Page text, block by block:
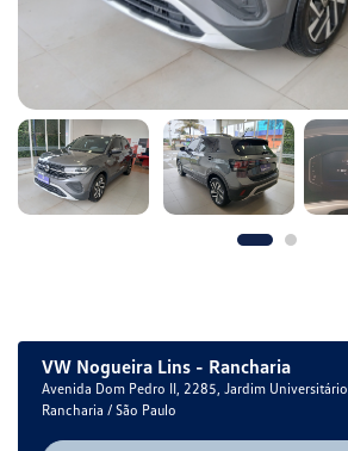
VW Nogueira Lins - Rancharia
Avenida Dom Pedro II, 2285, Jardim Universitário
Rancharia / São Paulo